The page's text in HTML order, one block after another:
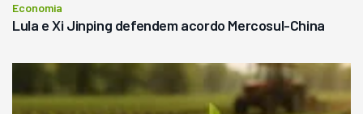
Economia
Lula e Xi Jinping defendem acordo Mercosul-China